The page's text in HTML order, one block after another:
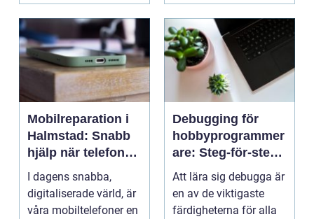
Mobilreparation i
Halmstad: Snabb
hjälp när telefonen
gått sönder
I dagens snabba,
digitaliserade värld, är
våra mobiltelefoner en
Debugging för
hobbyprogrammer
are: Steg-för-steg-
metoder
Att lära sig debugga är
en av de viktigaste
färdigheterna för alla